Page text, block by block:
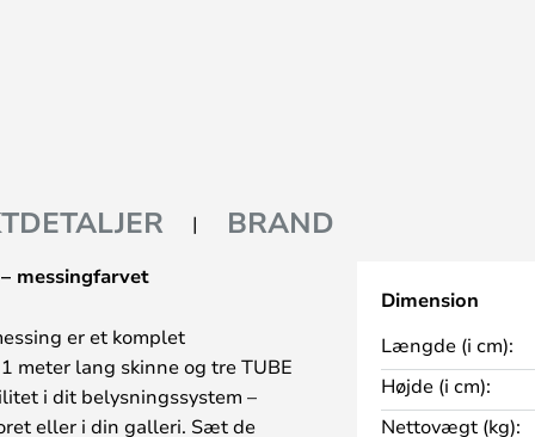
BRAND
messingfarvet
er et komplet
meter lang skinne og tre TUBE
i dit belysningssystem –
eller i din galleri. Sæt de
Dimension
Længde (i cm):
Højde (i cm):
Nettovægt (kg):